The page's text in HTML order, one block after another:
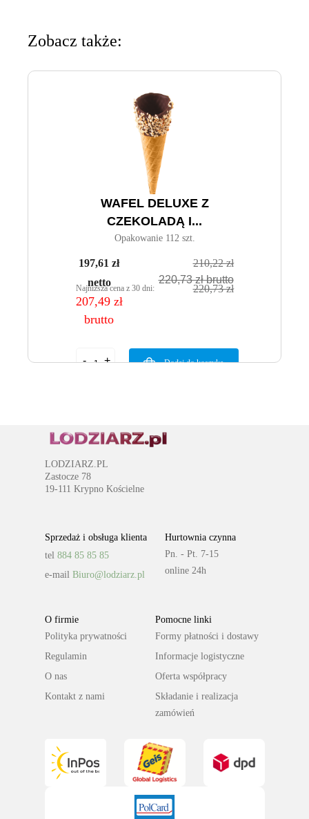
Zobacz także:
WAFEL DELUXE Z
CZEKOLADĄ I...
Opakowanie 112 szt.
210,22 zł
220,73 zł brutto
197,61 zł
netto
207,49 zł
brutto
Najniższa cena z 30 dni: 220,73 zł
Dodaj do koszyka
LODZIARZ.PL
Zastocze 78
19-111 Krypno Kościelne
Sprzedaż i obsługa klienta
tel 884 85 85 85
e-mail Biuro@lodziarz.pl
Hurtownia czynna
Pn. - Pt. 7-15
online 24h
O firmie
Polityka prywatności
Regulamin
O nas
Kontakt z nami
Pomocne linki
Formy płatności i dostawy
Informacje logistyczne
Oferta współpracy
Składanie i realizacja
zamówień